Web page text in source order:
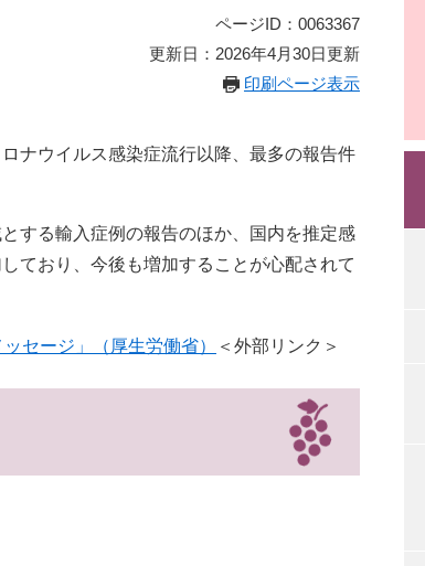
ページID：0063367
更新日：2026年4月30日更新
印刷ページ表示
ナウイルス感染症流行以降、最多の報告件
する輸入症例の報告のほか、国内を推定感
ており、今後も増加することが心配されて
セージ」（厚生労働省） ＜外部リンク＞